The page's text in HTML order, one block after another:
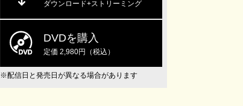
ダウンロード+ストリーミング
DVDを購入
定価 2,980円（税込）
※配信日と発売日が異なる場合があります